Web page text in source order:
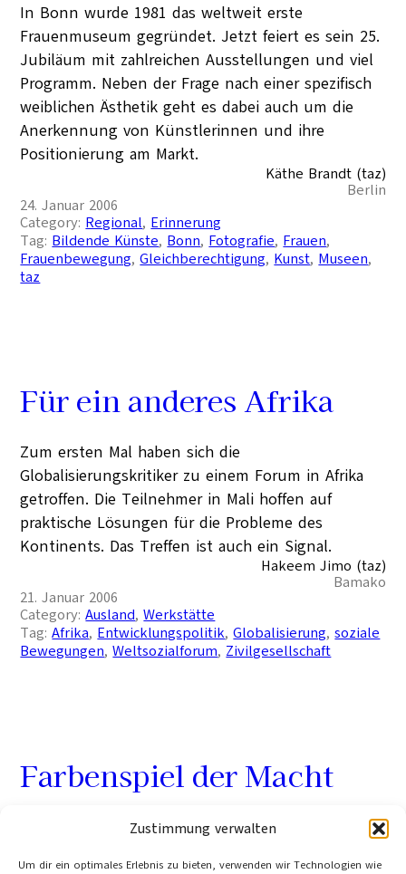
Zustimmung verwalten
Um dir ein optimales Erlebnis zu bieten, verwenden wir Technologien wie
In Bonn wurde 1981 das weltweit erste
Frauenmuseum gegründet. Jetzt feiert es sein 25.
Jubiläum mit zahlreichen Ausstellungen und viel
Programm. Neben der Frage nach einer spezifisch
weiblichen Ästhetik geht es dabei auch um die
Anerkennung von Künstlerinnen und ihre
Positionierung am Markt.
Käthe Brandt (taz)
Berlin
24. Januar 2006
Category: Regional, Erinnerung
Tag: Bildende Künste, Bonn, Fotografie, Frauen
Frauenbewegung, Gleichberechtigung, Kunst, Museen
taz
Für ein anderes Afrika
Zum ersten Mal haben sich die
Globalisierungskritiker zu einem Forum in Afrika
getroffen. Die Teilnehmer in Mali hoffen auf
praktische Lösungen für die Probleme des
Kontinents. Das Treffen ist auch ein Signal.
Hakeem Jimo (taz)
Bamako
21. Januar 2006
Category:Ausland, Werkstätte
Tag:Afrika, Entwicklungspolitik, Globalisierung, soziale
Bewegungen, Weltsozialforum, Zivilgesellschaft
Farbenspiel der Macht
Rot-Rot-Grün, Schwarz-Gelb-Grün, Rot-Gelb-Grün,